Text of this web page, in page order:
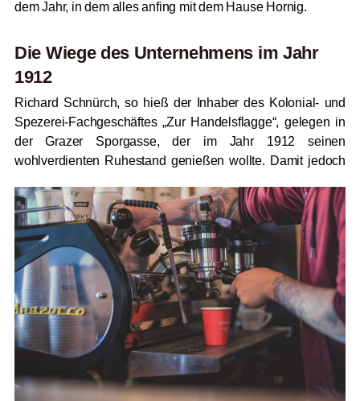
dem Jahr, in dem alles anfing mit dem Hause Hornig.
Die Wiege des Unternehmens im Jahr
1912
Richard Schnürch, so hieß der Inhaber des Kolonial- und
Spezerei-Fachgeschäftes „Zur Handelsflagge“, gelegen in
der Grazer Sporgasse, der im Jahr 1912 seinen
wohlverdienten Ruhestand genießen wollte. Damit jedoch